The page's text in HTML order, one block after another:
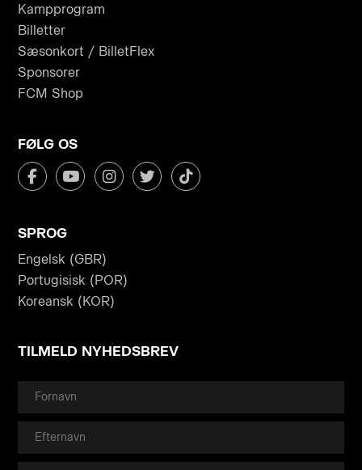
Kampprogram
Billetter
Sæsonkort / BilletFlex
Sponsorer
FCM Shop
FØLG OS
SPROG
Engelsk (GBR)
Portugisisk (POR)
Koreansk (KOR)
TILMELD NYHEDSBREV